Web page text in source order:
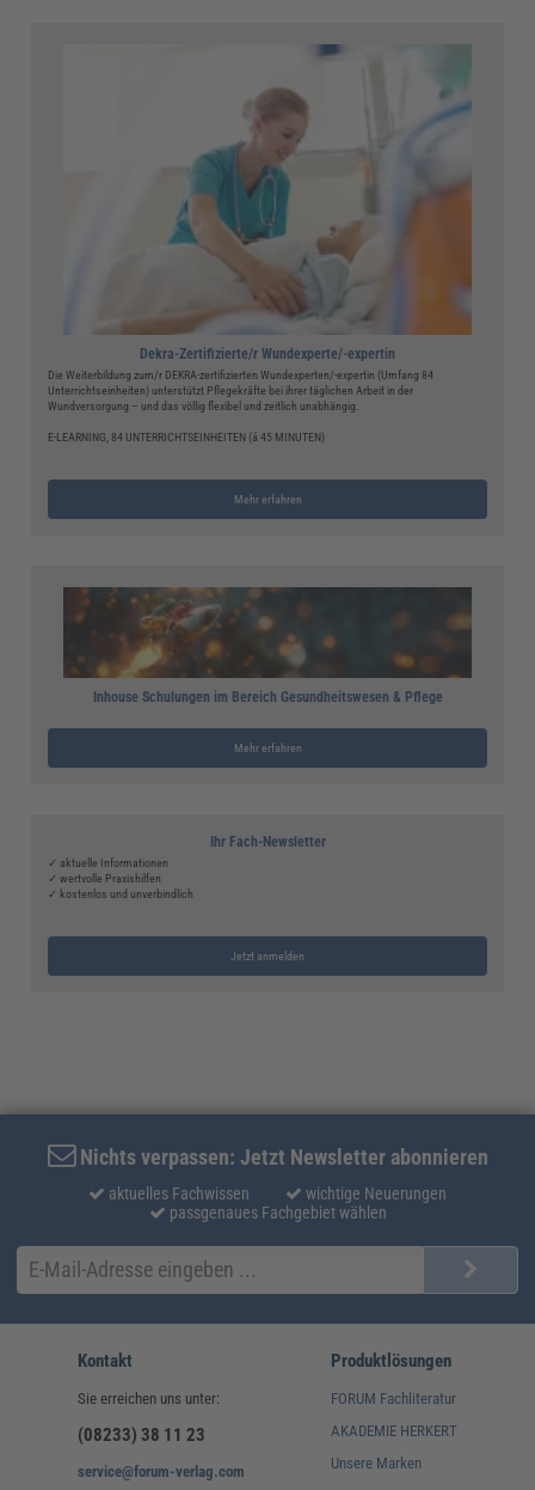
Dekra-Zertifizierte/r Wundexperte/-expertin
Die Weiterbildung zum/r DEKRA-zertifizierten Wundexperten/-expertin (Umfang 84
Unterrichtseinheiten) unterstützt Pflegekräfte bei ihrer täglichen Arbeit in der
Wundversorgung – und das völlig flexibel und zeitlich unabhängig.
E-LEARNING, 84 UNTERRICHTSEINHEITEN (á 45 MINUTEN)
Mehr erfahren
Inhouse Schulungen im Bereich Gesundheitswesen & Pflege
Mehr erfahren
Ihr Fach-Newsletter
✓ aktuelle Informationen
✓ wertvolle Praxishilfen
✓ kostenlos und unverbindlich
Jetzt anmelden
Nichts verpassen: Jetzt Newsletter abonnieren
aktuelles Fachwissen
wichtige Neuerungen
passgenaues Fachgebiet wählen
Kontakt
Sie erreichen uns unter:
(08233) 38 11 23
service@forum-verlag.com
Produktlösungen
FORUM Fachliteratur
AKADEMIE HERKERT
Unsere Marken